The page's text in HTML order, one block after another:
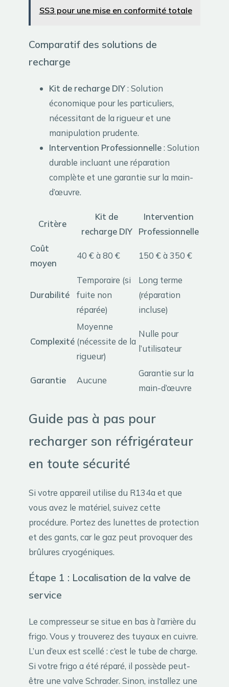
SS3 pour une mise en conformité totale
Comparatif des solutions de
recharge
Kit de recharge DIY: Solution
économique pour les particuliers,
nécessitant de la rigueur et une
manipulation prudente.
Intervention Professionnelle: Solution
durable incluant une réparation
complète et une garantie sur la main-
d’œuvre.
Critère
Kit de
recharge DIY
Intervention
Professionnelle
Coût
moyen
40 € à 80 € 150 € à 350 €
Durabilité
Temporaire (si
fuite non
réparée)
Long terme
(réparation
incluse)
Complexité
Moyenne
(nécessite de la
rigueur)
Nulle pour
l’utilisateur
Garantie Aucune
Garantie sur la
main-d’œuvre
Guide pas à pas pour
recharger son réfrigérateur
en toute sécurité
Si votre appareil utilise du R134a et que
vous avez le matériel, suivez cette
procédure. Portez des lunettes de protection
et des gants, car le gaz peut provoquer des
brûlures cryogéniques.
Étape 1 : Localisation de la valve de
service
Le compresseur se situe en bas à l’arrière du
frigo. Vous y trouverez des tuyaux en cuivre.
L’un d’eux est scellé : c’est le tube de charge.
Si votre frigo a été réparé, il possède peut-
être une valve Schrader. Sinon, installez une